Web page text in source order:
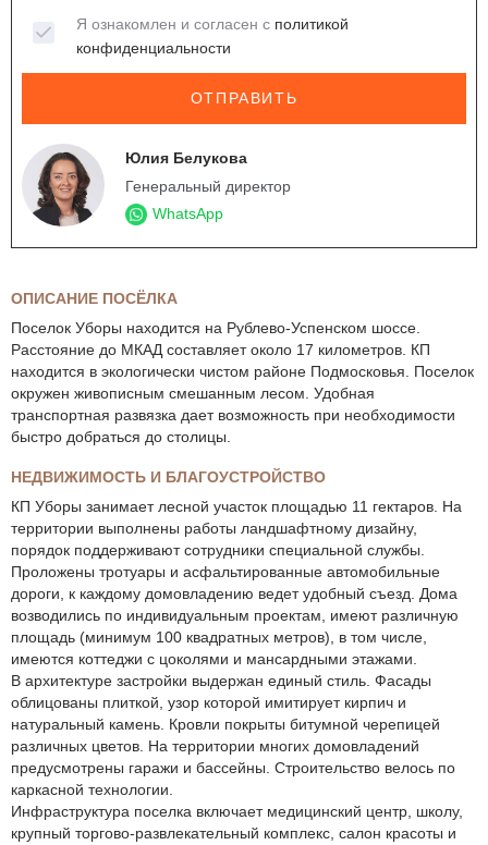
Я ознакомлен и согласен с политикой
конфиденциальности
ОТПРАВИТЬ
Юлия Белукова
Генеральный директор
WhatsApp
ОПИСАНИЕ ПОСЁЛКА
Поселок Уборы находится на Рублево-Успенском шоссе.
Расстояние до МКАД составляет около 17 километров. КП
находится в экологически чистом районе Подмосковья. Поселок
окружен живописным смешанным лесом. Удобная
транспортная развязка дает возможность при необходимости
быстро добраться до столицы.
НЕДВИЖИМОСТЬ И БЛАГОУСТРОЙСТВО
КП Уборы занимает лесной участок площадью 11 гектаров. На
территории выполнены работы ландшафтному дизайну,
порядок поддерживают сотрудники специальной службы.
Проложены тротуары и асфальтированные автомобильные
дороги, к каждому домовладению ведет удобный съезд. Дома
возводились по индивидуальным проектам, имеют различную
площадь (минимум 100 квадратных метров), в том числе,
имеются коттеджи с цоколями и мансардными этажами.
В архитектуре застройки выдержан единый стиль. Фасады
облицованы плиткой, узор которой имитирует кирпич и
натуральный камень. Кровли покрыты битумной черепицей
различных цветов. На территории многих домовладений
предусмотрены гаражи и бассейны. Строительство велось по
каркасной технологии.
Инфраструктура поселка включает медицинский центр, школу,
крупный торгово-развлекательный комплекс, салон красоты и